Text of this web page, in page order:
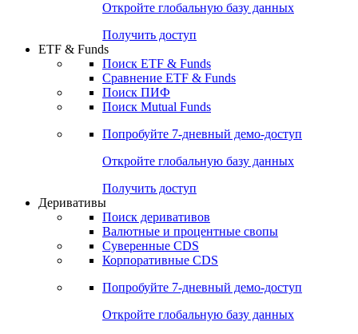
Откройте глобальную базу данных
Получить доступ
ETF & Funds
Поиск ETF & Funds
Сравнение ETF & Funds
Поиск ПИФ
Поиск Mutual Funds
Попробуйте 7-дневный демо-доступ
Откройте глобальную базу данных
Получить доступ
Деривативы
Поиск деривативов
Валютные и процентные свопы
Суверенные CDS
Корпоративные CDS
Попробуйте 7-дневный демо-доступ
Откройте глобальную базу данных